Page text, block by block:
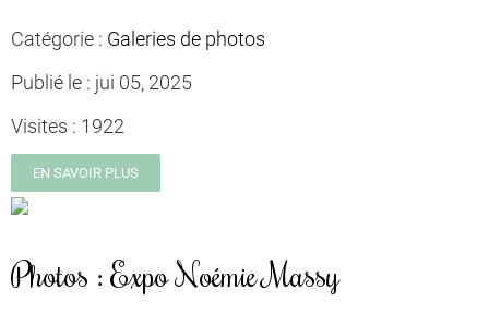
Catégorie : Galeries de photos
Publié le : jui 05, 2025
Visites : 1922
EN SAVOIR PLUS
Photos : Expo Noémie Massy